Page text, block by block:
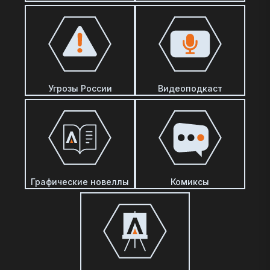
Угрозы России Видеоподкаст
Графические новеллы Комиксы